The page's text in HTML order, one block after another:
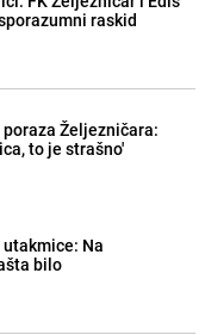
raskid
Željezničara:
to je strašno'
Na
bilo